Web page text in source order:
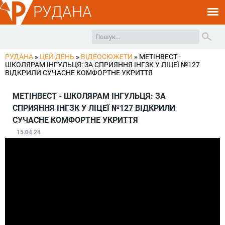
РУДАНА
РУДАНА » ЦЕЙ ДЕНЬ » ВІДЕОСЮЖЕТИ » МЕТІНВЕСТ -
ШКОЛЯРАМ ІНГУЛЬЦЯ: ЗА СПРИЯННЯ ІНГЗК У ЛІЦЕЇ №127
ВІДКРИЛИ СУЧАСНЕ КОМФОРТНЕ УКРИТТЯ
МЕТІНВЕСТ - ШКОЛЯРАМ ІНГУЛЬЦЯ: ЗА
СПРИЯННЯ ІНГЗК У ЛІЦЕЇ №127 ВІДКРИЛИ
СУЧАСНЕ КОМФОРТНЕ УКРИТТЯ
15.04.24